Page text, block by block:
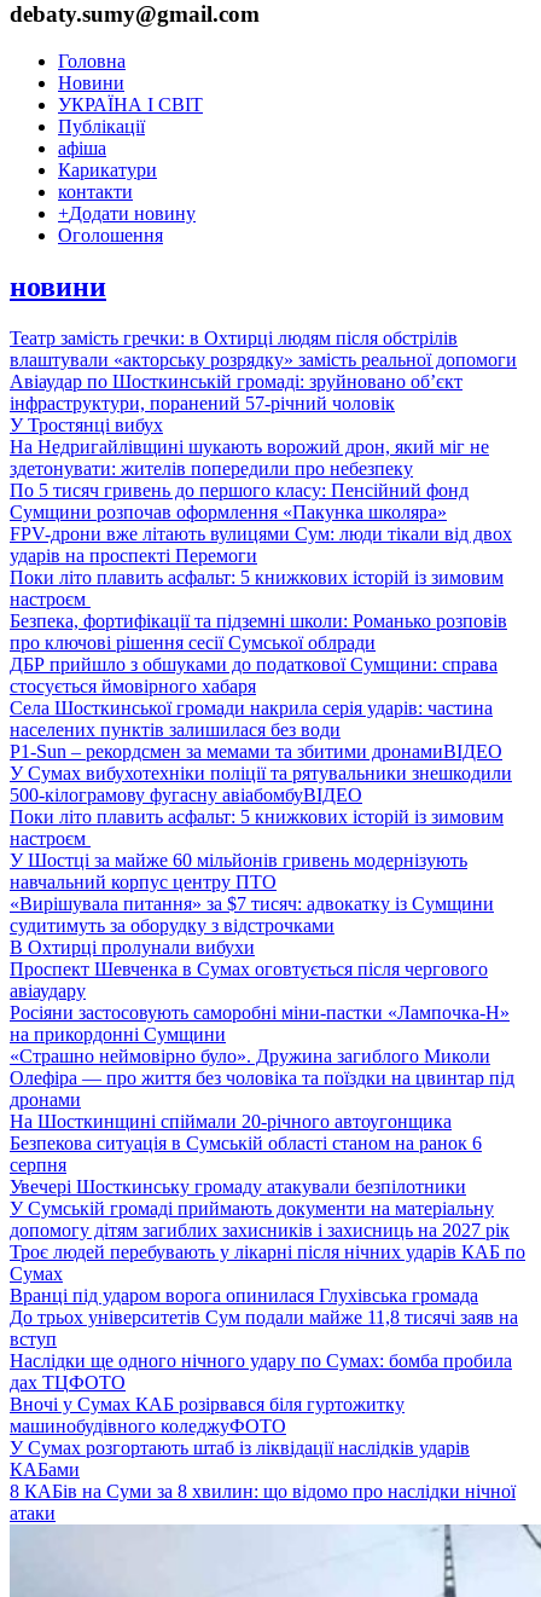
debaty.sumy@gmail.com
Головна
Новини
УКРАЇНА І СВІТ
Публікації
афіша
Карикатури
контакти
+Додати новину
Оголошення
новини
Театр замість гречки: в Охтирці людям після обстрілів
влаштували «акторську розрядку» замість реальної допомоги
Авіаудар по Шосткинській громаді: зруйновано об’єкт
інфраструктури, поранений 57-річний чоловік
У Тростянці вибух
На Недригайлівщині шукають ворожий дрон, який міг не
здетонувати: жителів попередили про небезпеку
По 5 тисяч гривень до першого класу: Пенсійний фонд
Сумщини розпочав оформлення «Пакунка школяра»
FPV-дрони вже літають вулицями Сум: люди тікали від двох
ударів на проспекті Перемоги
Поки літо плавить асфальт: 5 книжкових історій із зимовим
настроєм
Безпека, фортифікації та підземні школи: Романько розповів
про ключові рішення сесії Сумської облради
ДБР прийшло з обшуками до податкової Сумщини: справа
стосується ймовірного хабаря
Села Шосткинської громади накрила серія ударів: частина
населених пунктів залишилася без води
P1-Sun – рекордсмен за мемами та збитими дронамиВІДЕО
У Сумах вибухотехніки поліції та рятувальники знешкодили
500-кілограмову фугасну авіабомбуВІДЕО
Поки літо плавить асфальт: 5 книжкових історій із зимовим
настроєм
У Шостці за майже 60 мільйонів гривень модернізують
навчальний корпус центру ПТО
«Вирішувала питання» за $7 тисяч: адвокатку із Сумщини
судитимуть за оборудку з відстрочками
В Охтирці пролунали вибухи
Проспект Шевченка в Сумах оговтується після чергового
авіаудару
Росіяни застосовують саморобні міни-пастки «Лампочка-Н»
на прикордонні Сумщини
«Страшно неймовірно було». Дружина загиблого Миколи
Олефіра — про життя без чоловіка та поїздки на цвинтар під
дронами
На Шосткинщині спіймали 20-річного автоугонщика
Безпекова ситуація в Сумській області станом на ранок 6
серпня
Увечері Шосткинську громаду атакували безпілотники
У Сумській громаді приймають документи на матеріальну
допомогу дітям загиблих захисників і захисниць на 2027 рік
Троє людей перебувають у лікарні після нічних ударів КАБ по
Сумах
Вранці під ударом ворога опинилася Глухівська громада
До трьох університетів Сум подали майже 11,8 тисячі заяв на
вступ
Наслідки ще одного нічного удару по Сумах: бомба пробила
дах ТЦФОТО
Вночі у Сумах КАБ розірвався біля гуртожитку
машинобудівного коледжуФОТО
У Сумах розгортають штаб із ліквідації наслідків ударів
КАБами
8 КАБів на Суми за 8 хвилин: що відомо про наслідки нічної
атаки